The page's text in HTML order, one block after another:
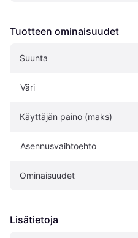
Tuotteen ominaisuudet
Suunta
Väri
Käyttäjän paino (maks)
Asennusvaihtoehto
Ominaisuudet
Lisätietoja